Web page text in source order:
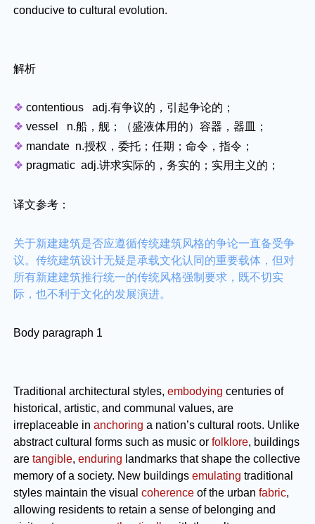
conducive to cultural evolution.
解析
❖ contentiousadj.有争议的，引起争论的；
❖ vessel n.船，舰；（盛液体用的）容器，器皿；
❖ mandate n.授权，委托；任期；命令，指令；
❖ pragmaticadj.讲求实际的，务实的；实用主义的；
译文参考：
关于新建建筑是否应遵循传统建筑风格的争论一直备受争
议。传统建筑设计无疑是承载文化认同的重要载体，但对
所有新建建筑推行统一的传统风格强制要求，既不切实
际，也不利于文化的发展演进。
Body paragraph 1
Traditional architectural styles,embodyingcenturies of
historical, artistic, and communal values, are
irreplaceable inanchoringa nation’s cultural roots. Unlike
abstract cultural forms such as music orfolklore, buildings
aretangible,enduring landmarks that shape the collective
memory of a society. New buildingsemulatingtraditional
styles maintain the visualcoherenceof the urbanfabric,
allowing residents to retain a sense of belonging and